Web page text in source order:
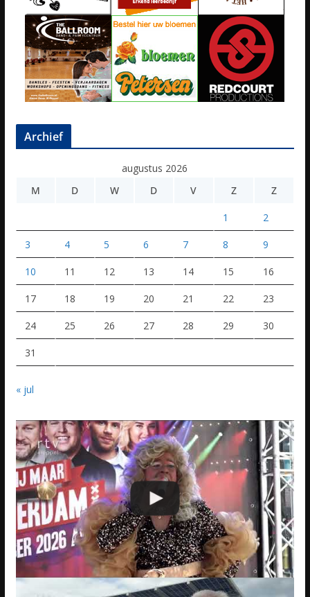
Archief
augustus 2026
M
D W D V Z Z
1 2
3 4 5 6 7 8 9
10 11 12 13 14 15 16
17 18 19 20 21 22 23
24 25 26 27 28 29 30
31
« jul